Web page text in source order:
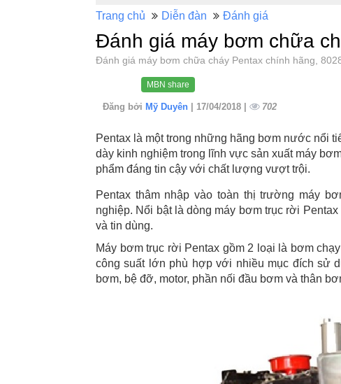
Trang chủ Diễn đàn Đánh giá
Đánh giá máy bơm chữa
Đánh giá máy bơm chữa cháy Pentax chính hãng,
MBN share
Đăng bởi Mỹ Duyên | 17/04/2018 | 702
Pentax là một trong những hãng bơm nước nổi
dày kinh nghiệm trong lĩnh vực sản xuất máy
phẩm đáng tin cậy với chất lượng vượt trội.
Pentax thâm nhập vào toàn thị trường máy
nghiệp. Nổi bật là dòng máy bơm trục rời
và tin dùng.
Máy bơm trục rời Pentax gồm 2 loại là bơm
công suất lớn phù hợp với nhiều mục đích sử
bơm, bệ đỡ, motor, phần nối đầu bơm và thân